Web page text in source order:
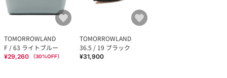
TOMORROWLAND
F / 63 ライトブルー
¥29,260 （30%OFF）
TOMORROWLAND
36.5 / 19 ブラック
¥31,900